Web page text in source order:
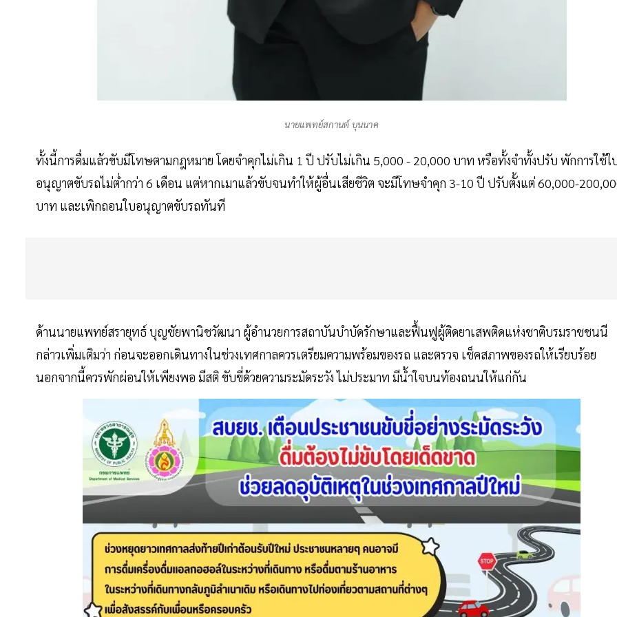
นายแพทย์สกานต์ บุนนาค
ทั้งนี้การดื่มแล้วขับมีโทษตามกฎหมาย โดยจำคุกไม่เกิน 1 ปี ปรับไม่เกิน 5,000 - 20,000 บาท หรือทั้งจำทั้งปรับ พักการใช้ใ
อนุญาตขับรถไม่ต่ำกว่า 6 เดือน แต่หากเมาแล้วขับจนทำให้ผู้อื่นเสียชีวิต จะมีโทษจำคุก 3-10 ปี ปรับตั้งแต่ 60,000-
บาท และเพิกถอนใบอนุญาตขับรถทันที
ด้านนายแพทย์สรายุทธ์ บุญชัยพานิชวัฒนา ผู้อำนวยการสถาบันบำบัดรักษาและฟื้นฟูผู้ติดยาเสพติดแห่งชาติบรมราชชนนี
กล่าวเพิ่มเติมว่า ก่อนจะออกเดินทางในช่วงเทศกาลควรเตรียมความพร้อมของรถ และตรวจ เช็คสภาพของรถให้เรียบร้อย
นอกจากนี้ควรพักผ่อนให้เพียงพอ มีสติ ขับขี่ด้วยความระมัดระวัง ไม่ประมาท มีน้ำใจบนท้องถนนให้แก่กัน